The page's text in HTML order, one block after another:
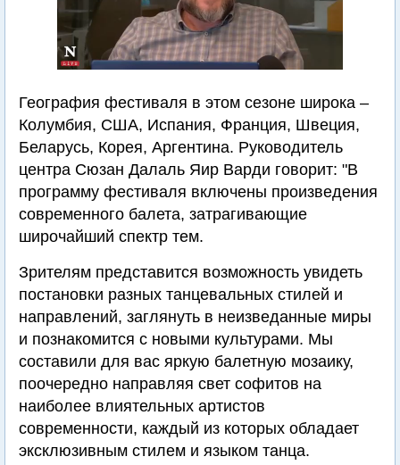
География фестиваля в этом сезоне широка –
Колумбия, США, Испания, Франция, Швеция,
Беларусь, Корея, Аргентина. Руководитель
центра Сюзан Далаль Яир Варди говорит: "В
программу фестиваля включены произведения
современного балета, затрагивающие
широчайший спектр тем.
Зрителям представится возможность увидеть
постановки разных танцевальных стилей и
направлений, заглянуть в неизведанные миры
и познакомится с новыми культурами. Мы
составили для вас яркую балетную мозаику,
поочередно направляя свет софитов на
наиболее влиятельных артистов
современности, каждый из которых обладает
эксклюзивным стилем и языком танца.